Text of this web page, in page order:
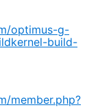
optimus-g-
build-
member.php?